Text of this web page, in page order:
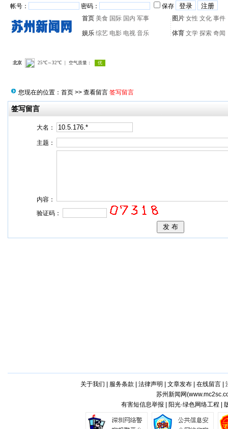
帐号： 密码：
保存
首页 美食 国际 国内 军事 图片 女性 文化 事件
娱乐 综艺 电影 电视 音乐 体育 文学 探索 奇闻
您现在的位置： 首页 >> 查看留言 签写留言
签写留言
大名：
主题：
内容：
验证码：
关于我们 服务条款 法律声明 文章发布| 在线留言|
苏州新闻网(
有害短信息举报 | 阳光·绿色网络工程 |